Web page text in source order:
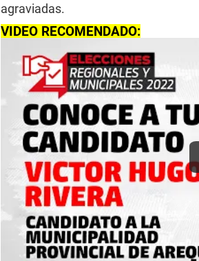
agraviadas.
VIDEO RECOMENDADO: